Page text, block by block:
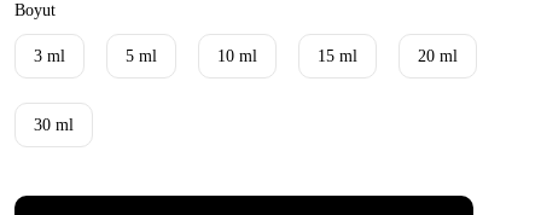
Boyut
3 ml 5 ml 10 ml 15 ml 20 ml
30 ml